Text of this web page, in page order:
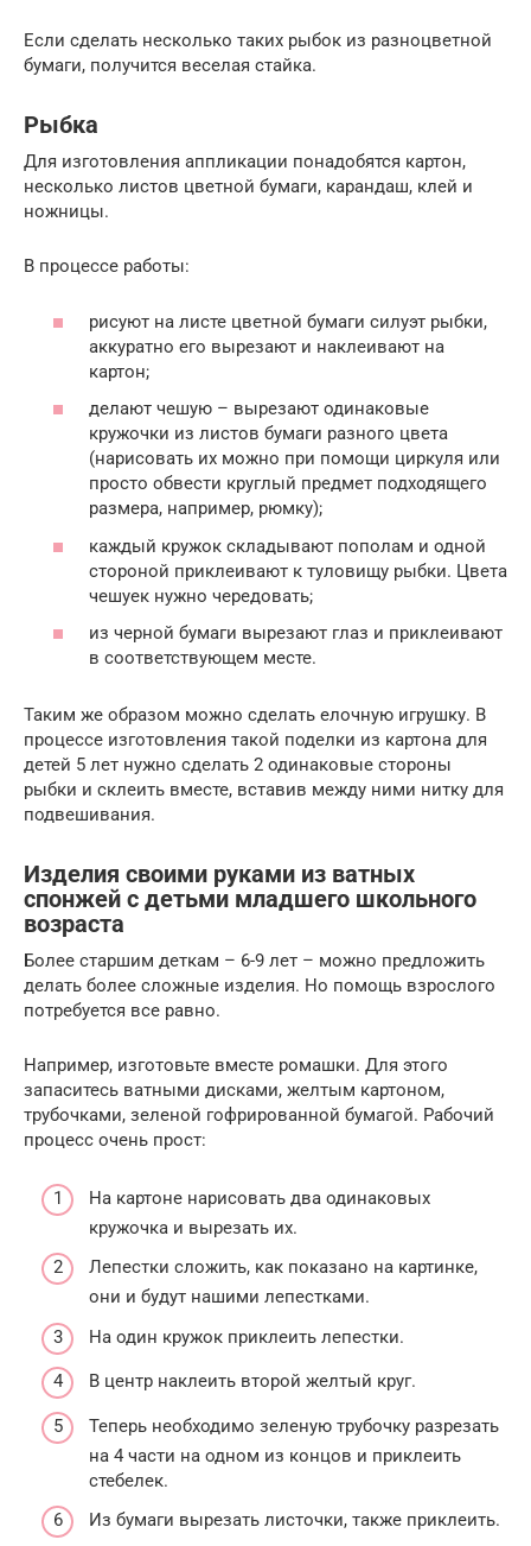
Если сделать несколько таких рыбок из разноцветной
бумаги, получится веселая стайка.
Рыбка
Для изготовления аппликации понадобятся картон,
несколько листов цветной бумаги, карандаш, клей и
ножницы.
В процессе работы:
рисуют на листе цветной бумаги силуэт рыбки,
аккуратно его вырезают и наклеивают на
картон;
делают чешую – вырезают одинаковые
кружочки из листов бумаги разного цвета
(нарисовать их можно при помощи циркуля или
просто обвести круглый предмет подходящего
размера, например, рюмку);
каждый кружок складывают пополам и одной
стороной приклеивают к туловищу рыбки. Цвета
чешуек нужно чередовать;
из черной бумаги вырезают глаз и приклеивают
в соответствующем месте.
Таким же образом можно сделать елочную игрушку. В
процессе изготовления такой поделки из картона для
детей 5 лет нужно сделать 2 одинаковые стороны
рыбки и склеить вместе, вставив между ними нитку для
подвешивания.
Изделия своими руками из ватных
спонжей с детьми младшего школьного
возраста
Более старшим деткам – 6-9 лет – можно предложить
делать более сложные изделия. Но помощь взрослого
потребуется все равно.
Например, изготовьте вместе ромашки. Для этого
запаситесь ватными дисками, желтым картоном,
трубочками, зеленой гофрированной бумагой. Рабочий
процесс очень прост:
На картоне нарисовать два одинаковых
кружочка и вырезать их.
Лепестки сложить, как показано на картинке,
они и будут нашими лепестками.
На один кружок приклеить лепестки.
В центр наклеить второй желтый круг.
Теперь необходимо зеленую трубочку разрезать
на 4 части на одном из концов и приклеить
стебелек.
Из бумаги вырезать листочки, также приклеить.